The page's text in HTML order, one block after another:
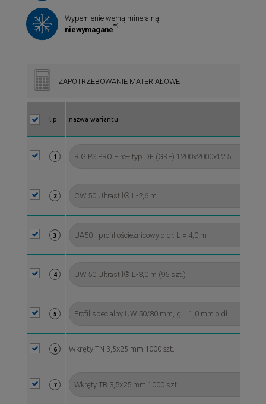
Wypełnienie wełną mineralną
niewymagane**)
ZAPOTRZEBOWANIE MATERIAŁOWE
l.p. nazwa wariantu
1
2
3
4
5
6 Wkręty TN 3,5x25 mm 1000 szt.
7